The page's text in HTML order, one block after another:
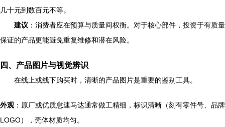
几十元到数百元不等。
建议 ：消费者应在预算与质量间权衡。对于核心部件，投资于有质量
保证的产品更能避免重复维修和潜在风险。
四、产品图片与视觉辨识
在线上或线下购买时，清晰的产品图片是重要的鉴别工具。
外观：原厂或优质怠速马达通常做工精细，标识清晰（刻有零件号、品牌
LOGO），壳体材质均匀。